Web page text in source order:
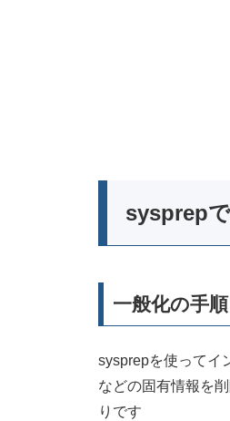
sysprep
一般化の手順
sysprepを使ってイ
などの固有情報を
りです